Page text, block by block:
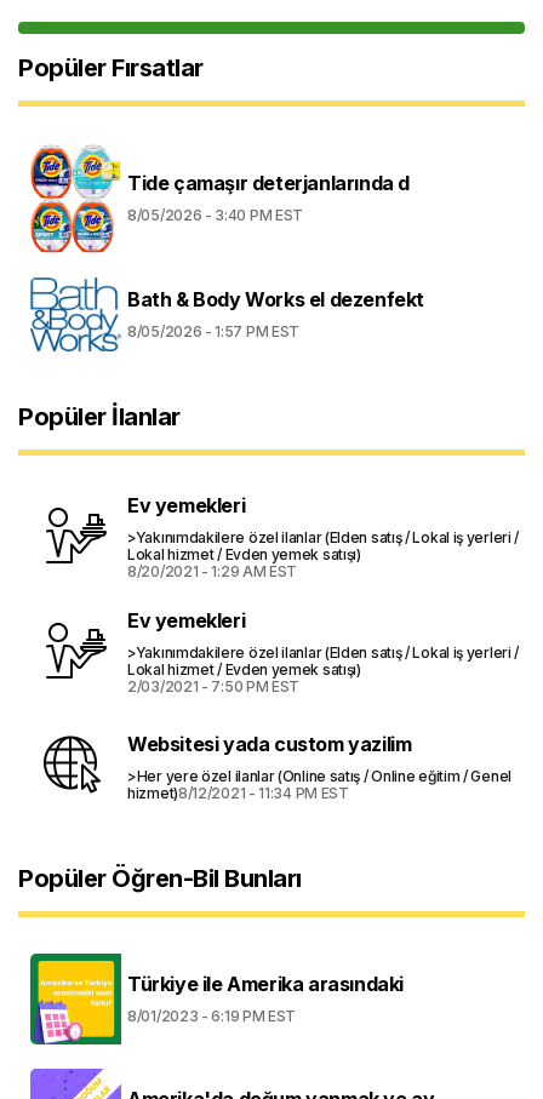
Popüler Fırsatlar
Tide çamaşır deterjanlarında d
8/05/2026 - 3:40 PM EST
Bath & Body Works el dezenfekt
8/05/2026 - 1:57 PM EST
Popüler İlanlar
Ev yemekleri
>Yakınımdakilere özel ilanlar (Elden satış / Lokal iş yerleri /
Lokal hizmet / Evden yemek satışı)
8/20/2021 - 1:29 AM EST
Ev yemekleri
>Yakınımdakilere özel ilanlar (Elden satış / Lokal iş yerleri /
Lokal hizmet / Evden yemek satışı)
2/03/2021 - 7:50 PM EST
Websitesi yada custom yazilim
>Her yere özel ilanlar (Online satış / Online eğitim / Genel
hizmet)8/12/2021 - 11:34 PM EST
Popüler Öğren-Bil Bunları
Türkiye ile Amerika arasındaki
8/01/2023 - 6:19 PM EST